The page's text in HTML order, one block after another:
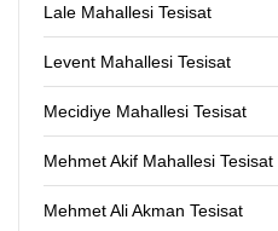
Lale Mahallesi Tesisat
Levent Mahallesi Tesisat
Mecidiye Mahallesi Tesisat
Mehmet Akif Mahallesi Tesisat
Mehmet Ali Akman Tesisat